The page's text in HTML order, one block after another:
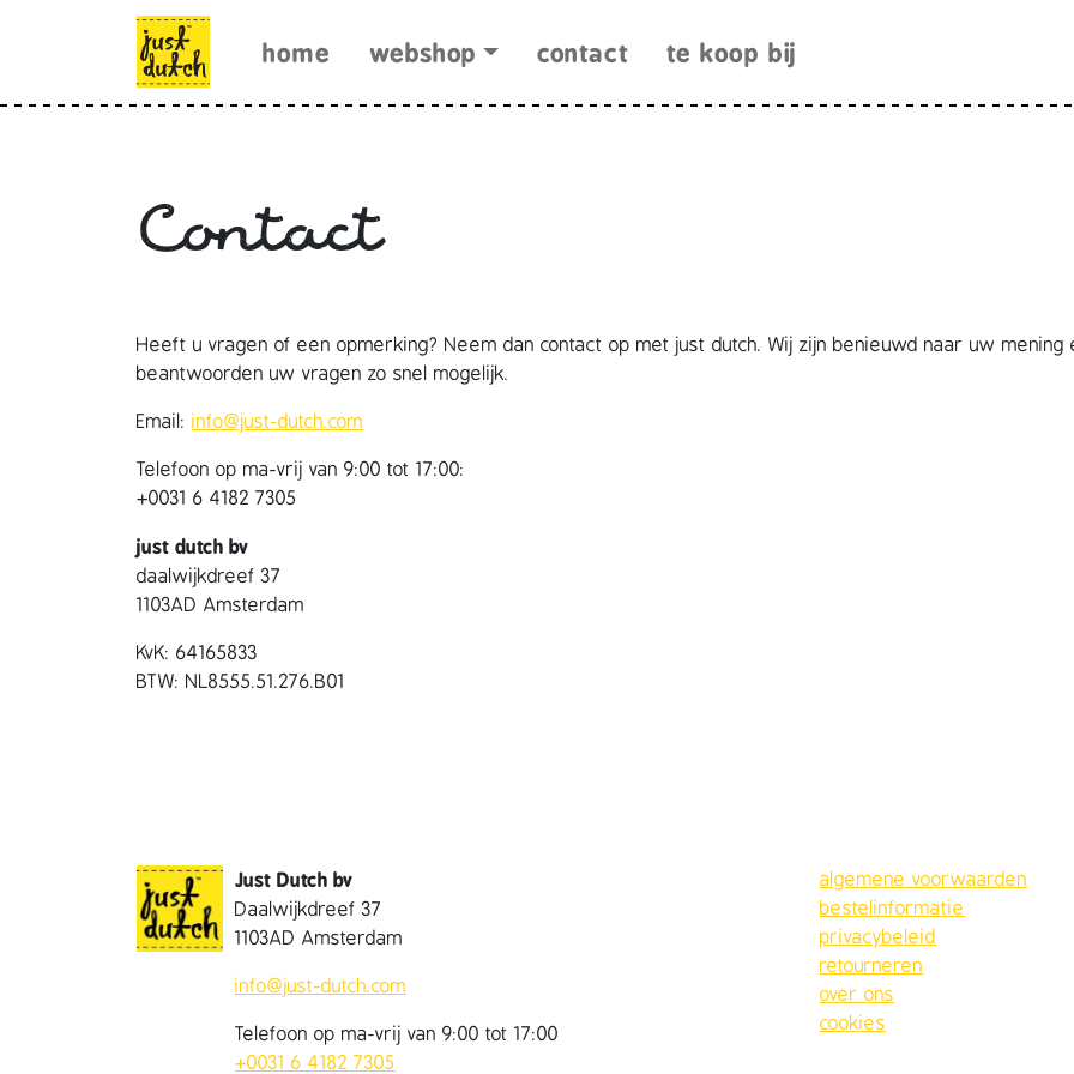
home webshop contact te koop bij
Contact
Heeft u vragen of een opmerking? Neem dan contact op met just dutch. Wij zijn benieuwd naar uw mening
beantwoorden uw vragen zo snel mogelijk.
Email: info@just-dutch.com
Telefoon op ma-vrij van 9:00 tot 17:00:
+0031 6 4182 7305
just dutch bv
daalwijkdreef 37
1103AD Amsterdam
KvK: 64165833
BTW: NL8555.51.276.B01
Just Dutch bv
Daalwijkdreef 37
1103AD Amsterdam
info@just-dutch.com
Telefoon op ma-vrij van 9:00 tot 17:00
+0031 6 4182 7305
algemene voorwaarden
bestelinformatie
privacybeleid
retourneren
over ons
cookies